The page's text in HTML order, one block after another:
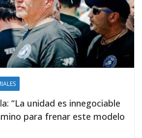
“La unidad es innegociable
para frenar este modelo